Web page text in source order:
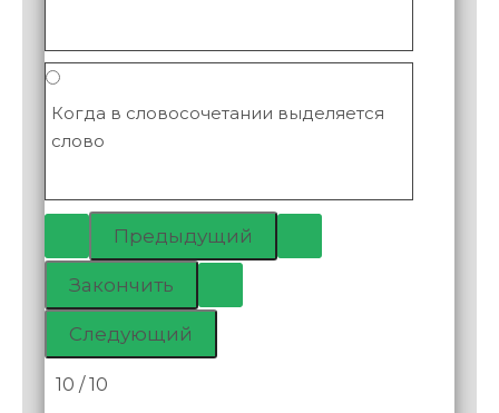
Когда в словосочетании выделяется
слово
10 / 10